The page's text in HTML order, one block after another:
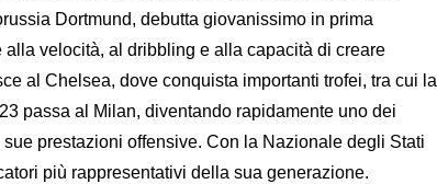
Dortmund, debutta giovanissimo in prima
velocità, al dribbling e alla capacità di creare
al Chelsea, dove conquista importanti trofei, tra cui la
passa al Milan, diventando rapidamente uno dei
prestazioni offensive. Con la Nazionale degli Stati
più rappresentativi della sua generazione.